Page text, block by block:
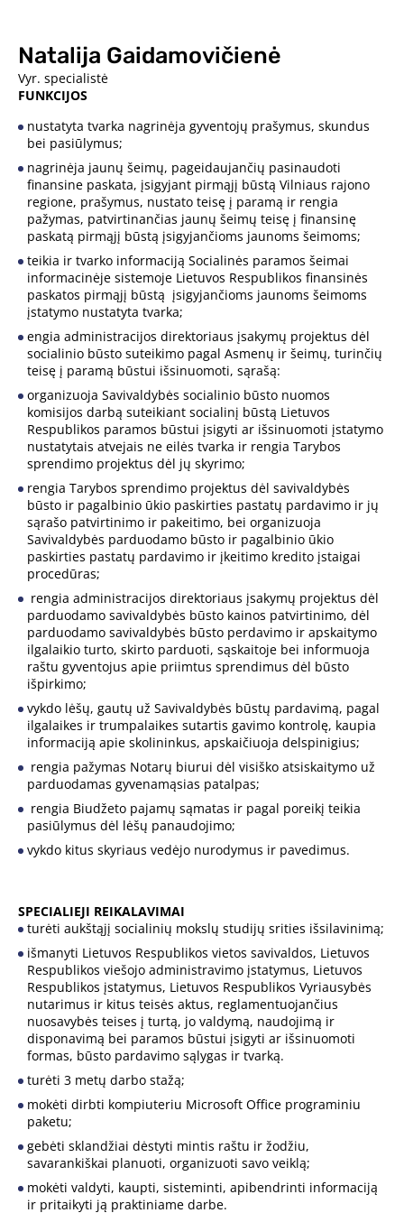
Natalija Gaidamovičienė
Vyr. specialistė
FUNKCIJOS
nustatyta tvarka nagrinėja gyventojų prašymus, skundus
bei pasiūlymus;
nagrinėja jaunų šeimų, pageidaujančių pasinaudoti
finansine paskata, įsigyjant pirmąjį būstą Vilniaus rajono
regione, prašymus, nustato teisę į paramą ir rengia
pažymas, patvirtinančias jaunų šeimų teisę į finansinę
paskatą pirmąjį būstą įsigyjančioms jaunoms šeimoms;
teikia ir tvarko informaciją Socialinės paramos šeimai
informacinėje sistemoje Lietuvos Respublikos finansinės
paskatos pirmąjį būstą įsigyjančioms jaunoms šeimoms
įstatymo nustatyta tvarka;
engia administracijos direktoriaus įsakymų projektus dėl
socialinio būsto suteikimo pagal Asmenų ir šeimų, turinčių
teisę į paramą būstui išsinuomoti, sąrašą:
organizuoja Savivaldybės socialinio būsto nuomos
komisijos darbą suteikiant socialinį būstą Lietuvos
Respublikos paramos būstui įsigyti ar išsinuomoti įstatymo
nustatytais atvejais ne eilės tvarka ir rengia Tarybos
sprendimo projektus dėl jų skyrimo;
rengia Tarybos sprendimo projektus dėl savivaldybės
būsto ir pagalbinio ūkio paskirties pastatų pardavimo ir jų
sąrašo patvirtinimo ir pakeitimo, bei organizuoja
Savivaldybės parduodamo būsto ir pagalbinio ūkio
paskirties pastatų pardavimo ir įkeitimo kredito įstaigai
procedūras;
rengia administracijos direktoriaus įsakymų projektus dėl
parduodamo savivaldybės būsto kainos patvirtinimo, dėl
parduodamo savivaldybės būsto perdavimo ir apskaitymo
ilgalaikio turto, skirto parduoti, sąskaitoje bei informuoja
raštu gyventojus apie priimtus sprendimus dėl būsto
išpirkimo;
vykdo lėšų, gautų už Savivaldybės būstų pardavimą, pagal
ilgalaikes ir trumpalaikes sutartis gavimo kontrolę, kaupia
informaciją apie skolininkus, apskaičiuoja delspinigius;
rengia pažymas Notarų biurui dėl visiško atsiskaitymo už
parduodamas gyvenamąsias patalpas;
rengia Biudžeto pajamų sąmatas ir pagal poreikį teikia
pasiūlymus dėl lėšų panaudojimo;
vykdo kitus skyriaus vedėjo nurodymus ir pavedimus.
SPECIALIEJI REIKALAVIMAI
turėti aukštąjį socialinių mokslų studijų srities išsilavinimą;
išmanyti Lietuvos Respublikos vietos savivaldos, Lietuvos
Respublikos viešojo administravimo įstatymus, Lietuvos
Respublikos įstatymus, Lietuvos Respublikos Vyriausybės
nutarimus ir kitus teisės aktus, reglamentuojančius
nuosavybės teises į turtą, jo valdymą, naudojimą ir
disponavimą bei paramos būstui įsigyti ar išsinuomoti
formas, būsto pardavimo sąlygas ir tvarką.
turėti 3 metų darbo stažą;
mokėti dirbti kompiuteriu Microsoft Office programiniu
paketu;
gebėti sklandžiai dėstyti mintis raštu ir žodžiu,
savarankiškai planuoti, organizuoti savo veiklą;
mokėti valdyti, kaupti, sisteminti, apibendrinti informaciją
ir pritaikyti ją praktiniame darbe.